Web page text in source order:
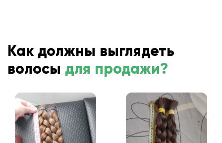
Как должны выглядеть
волосы для продажи?